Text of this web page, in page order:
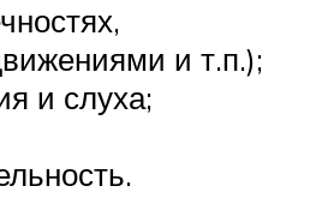
и т.п.);
и слуха;